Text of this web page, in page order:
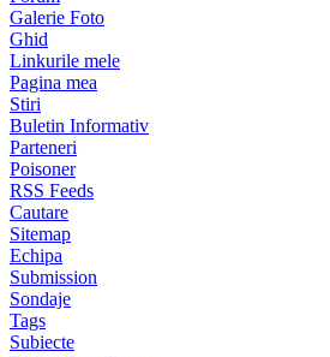
Galerie Foto
Ghid
Linkurile mele
Pagina mea
Stiri
Buletin Informativ
Parteneri
Poisoner
RSS Feeds
Cautare
Sitemap
Echipa
Submission
Sondaje
Tags
Subiecte